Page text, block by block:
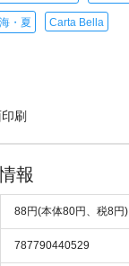
海・夏 Carta Bella
刷
報
88円(本体80円、税8円)
787790440529